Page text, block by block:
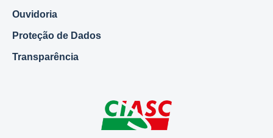
Ouvidoria
Proteção de Dados
Transparência